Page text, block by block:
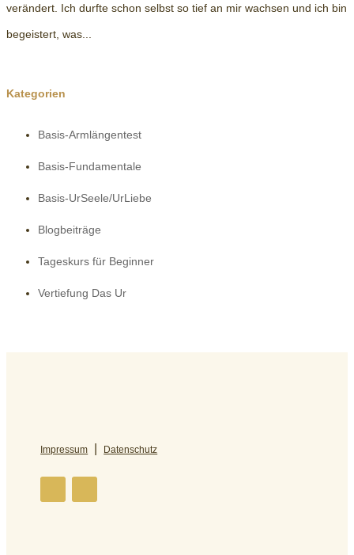
verändert. Ich durfte schon selbst so tief an mir wachsen und ich bin
begeistert, was...
Kategorien
Basis-Armlängentest
Basis-Fundamentale
Basis-UrSeele/UrLiebe
Blogbeiträge
Tageskurs für Beginner
Vertiefung Das Ur
Impressum Datenschutz